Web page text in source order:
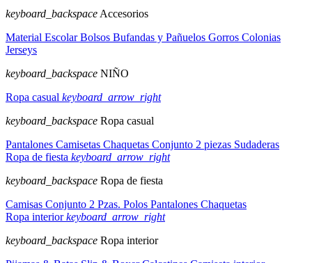
keyboard_backspace Accesorios
Material EscolarBolsos Bufandas y Pañuelos Gorros Colonias
Jerseys
keyboard_backspace NIÑO
Ropa casual keyboard_arrow_right
keyboard_backspace Ropa casual
Pantalones Camisetas Chaquetas Conjunto 2 piezas Sudaderas
Ropa de fiesta keyboard_arrow_right
keyboard_backspace Ropa de fiesta
Camisas Conjunto 2 Pzas. Polos Pantalones Chaquetas
Ropa interiorkeyboard_arrow_right
keyboard_backspace Ropa interior